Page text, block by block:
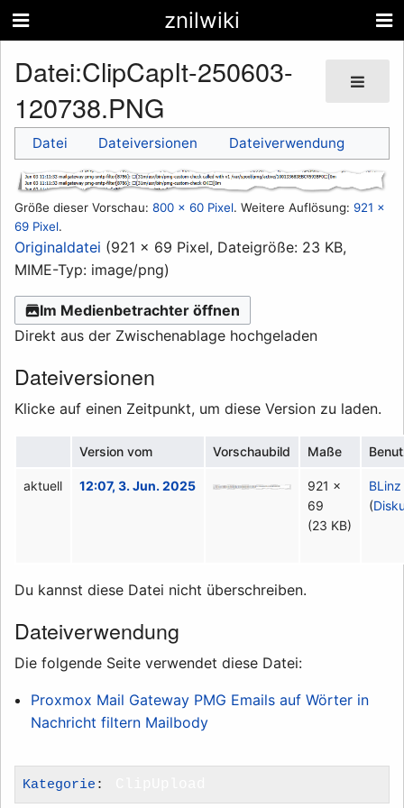
znilwiki
Datei:ClipCapIt-250603-
120738.PNG
Datei Dateiversionen Dateiverwendung
Größe dieser Vorschau: 800 × 60 Pixel. Weitere Auflösung: 921 ×
69 Pixel.
Originaldatei (921 × 69 Pixel, Dateigröße: 23 KB,
MIME-Typ: image/png)
Im Medienbetrachter öffnen
Direkt aus der Zwischenablage hochgeladen
Dateiversionen
Klicke auf einen Zeitpunkt, um diese Version zu laden.
Version vom Vorschaubild Maße
aktuell 12:07, 3. Jun. 2025
921 ×
69
(23 KB)
BLinz
(
Du kannst diese Datei nicht überschreiben.
Dateiverwendung
Die folgende Seite verwendet diese Datei:
Proxmox Mail Gateway PMG Emails auf Wörter in
Nachricht filtern Mailbody
Kategorie :